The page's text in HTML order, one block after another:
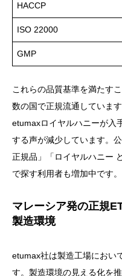
HACCP
ISO 22000
GMP
これらの品質基準を満たす
数の国で正規流通していま
etumaxロイヤルハニーが入
する声が減少しています。
正規品」「ロイヤルハニー
で探す利用者も増加中です。
マレーシア発の正規
製造環境
etumax社は製造工場におい
す。製造環境の見える化を